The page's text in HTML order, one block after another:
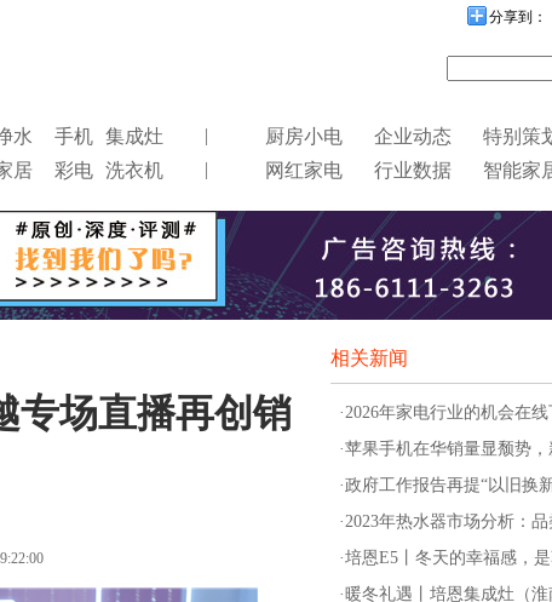
分享到：
水 手机 集成灶 | 厨房小电 企业动态 特别策
居 彩电 洗衣机 | 网红家电 行业数据 智能家
专场直播再创销
相关新闻
·2026年家电行业的机会在线
·苹果手机在华销量显颓势
·政府工作报告再提“以旧换
·2023年热水器市场分析：
·培恩E5丨冬天的幸福感，
·暖冬礼遇丨培恩集成灶（